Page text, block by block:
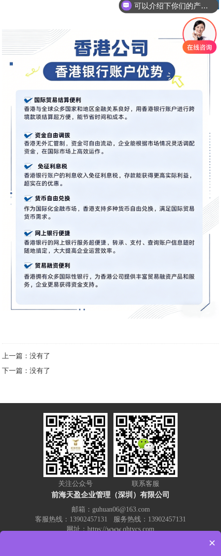
上一篇：没有了
下一篇：没有了
关注公众号 联系客服
前海天盈企业管理（深圳）有限公司
邮箱：guhuan06@163.com
客服热线：13902457131 服务热线：13902457131
网址：https://www.qhtycs.com
可以介绍下你们的产品么
×